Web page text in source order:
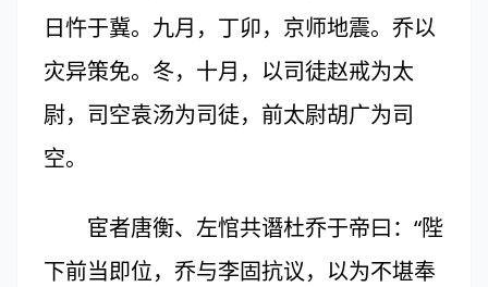
日忤于冀。九月，丁卯，京师地震。乔以
灾异策免。冬，十月，以司徒赵戒为太
尉，司空袁汤为司徒，前太尉胡广为司
空。
宦者唐衡、左悺共谮杜乔于帝曰：“陛
下前当即位，乔与李固抗议，以为不堪奉